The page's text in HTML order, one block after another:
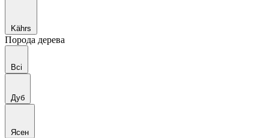
Kährs
Порода дерева
Всі
Дуб
Ясен